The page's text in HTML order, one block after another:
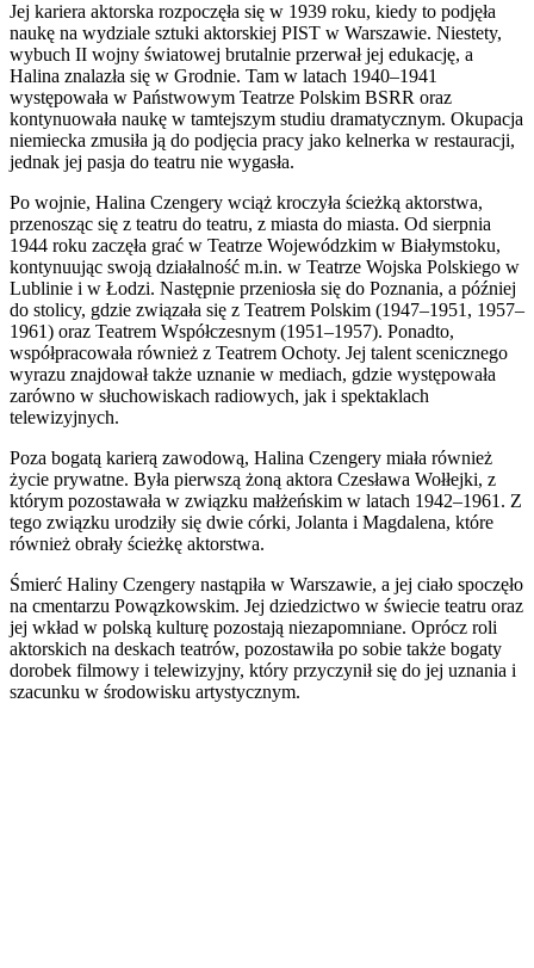
Jej kariera aktorska rozpoczęła się w 1939 roku, kiedy to podjęła
naukę na wydziale sztuki aktorskiej PIST w Warszawie. Niestety,
wybuch II wojny światowej brutalnie przerwał jej edukację, a
Halina znalazła się w Grodnie. Tam w latach 1940–1941
występowała w Państwowym Teatrze Polskim BSRR oraz
kontynuowała naukę w tamtejszym studiu dramatycznym. Okupacja
niemiecka zmusiła ją do podjęcia pracy jako kelnerka w restauracji,
jednak jej pasja do teatru nie wygasła.
Po wojnie, Halina Czengery wciąż kroczyła ścieżką aktorstwa,
przenosząc się z teatru do teatru, z miasta do miasta. Od sierpnia
1944 roku zaczęła grać w Teatrze Wojewódzkim w Białymstoku,
kontynuując swoją działalność m.in. w Teatrze Wojska Polskiego w
Lublinie i w Łodzi. Następnie przeniosła się do Poznania, a później
do stolicy, gdzie związała się z Teatrem Polskim (1947–1951, 1957–
1961) oraz Teatrem Współczesnym (1951–1957). Ponadto,
współpracowała również z Teatrem Ochoty. Jej talent scenicznego
wyrazu znajdował także uznanie w mediach, gdzie występowała
zarówno w słuchowiskach radiowych, jak i spektaklach
telewizyjnych.
Poza bogatą karierą zawodową, Halina Czengery miała również
życie prywatne. Była pierwszą żoną aktora Czesława Wołłejki, z
którym pozostawała w związku małżeńskim w latach 1942–1961. Z
tego związku urodziły się dwie córki, Jolanta i Magdalena, które
również obrały ścieżkę aktorstwa.
Śmierć Haliny Czengery nastąpiła w Warszawie, a jej ciało spoczęło
na cmentarzu Powązkowskim. Jej dziedzictwo w świecie teatru oraz
jej wkład w polską kulturę pozostają niezapomniane. Oprócz roli
aktorskich na deskach teatrów, pozostawiła po sobie także bogaty
dorobek filmowy i telewizyjny, który przyczynił się do jej uznania i
szacunku w środowisku artystycznym.